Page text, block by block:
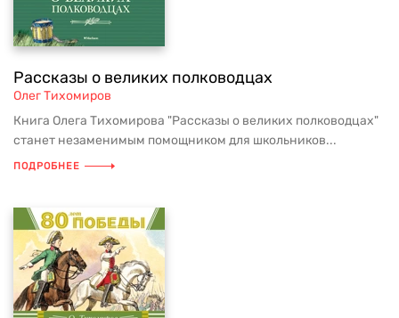
Рассказы о великих полководцах
Олег Тихомиров
Книга Олега Тихомирова "Рассказы о великих полководцах"
станет незаменимым помощником для школьников...
ПОДРОБНЕЕ